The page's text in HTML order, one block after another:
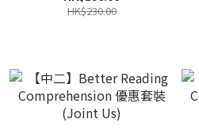
HK$230.00